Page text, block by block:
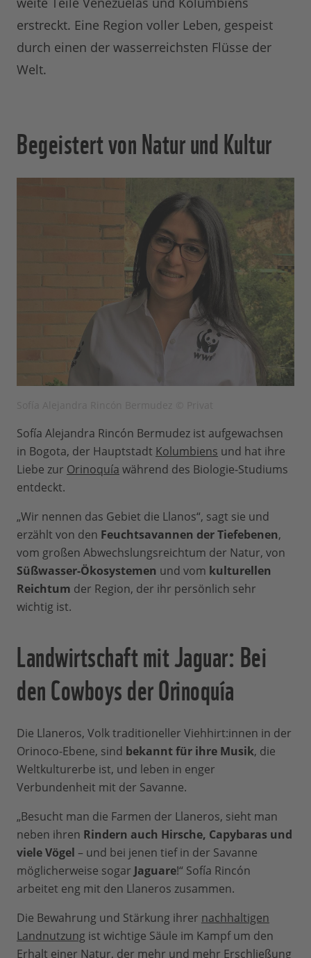
erstreckt. Eine Region voller Leben, gespeist
durch einen der wasserreichsten Flüsse der
Welt.
Begeistert von Natur und Kultur
Sofía Alejandra Rincón Bermudez ist aufgewachsen
in Bogota, der Hauptstadt Kolumbiens und hat ihre
Liebe zur Orinoquía während des Biologie-Studiums
entdeckt.
„Wir nennen das Gebiet die Llanos“, sagt sie und
erzählt von den Feuchtsavannen der Tiefebenen,
vom großen Abwechslungsreichtum der Natur, von
Süßwasser-Ökosystemen und vom kulturellen
Reichtum der Region, der ihr persönlich sehr
wichtig ist.
Landwirtschaft mit Jaguar: Bei
den Cowboys der Orinoquía
Die Llaneros, Volk traditioneller Viehhirt:innen in der
Orinoco-Ebene, sind bekannt für ihre Musik, die
Weltkulturerbe ist, und leben in enger
Verbundenheit mit der Savanne.
„Besucht man die Farmen der Llaneros, sieht man
neben ihren Rindern auch Hirsche, Capybaras und
viele Vögel – und bei jenen tief in der Savanne
möglicherweise sogar Jaguare!“ Sofía Rincón
arbeitet eng mit den Llaneros zusammen.
Die Bewahrung und Stärkung ihrer nachhaltigen
Landnutzung ist wichtige Säule im Kampf um den
Erhalt einer Natur, der mehr und mehr Erschließung